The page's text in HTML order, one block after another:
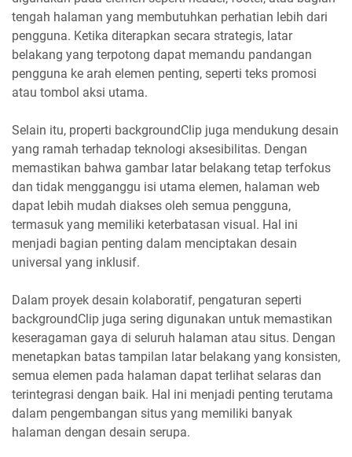
tengah halaman yang membutuhkan perhatian lebih dari
pengguna. Ketika diterapkan secara strategis, latar
belakang yang terpotong dapat memandu pandangan
pengguna ke arah elemen penting, seperti teks promosi
atau tombol aksi utama.
Selain itu, properti backgroundClip juga mendukung desain
yang ramah terhadap teknologi aksesibilitas. Dengan
memastikan bahwa gambar latar belakang tetap terfokus
dan tidak mengganggu isi utama elemen, halaman web
dapat lebih mudah diakses oleh semua pengguna,
termasuk yang memiliki keterbatasan visual. Hal ini
menjadi bagian penting dalam menciptakan desain
universal yang inklusif.
Dalam proyek desain kolaboratif, pengaturan seperti
backgroundClip juga sering digunakan untuk memastikan
keseragaman gaya di seluruh halaman atau situs. Dengan
menetapkan batas tampilan latar belakang yang konsisten,
semua elemen pada halaman dapat terlihat selaras dan
terintegrasi dengan baik. Hal ini menjadi penting terutama
dalam pengembangan situs yang memiliki banyak
halaman dengan desain serupa.